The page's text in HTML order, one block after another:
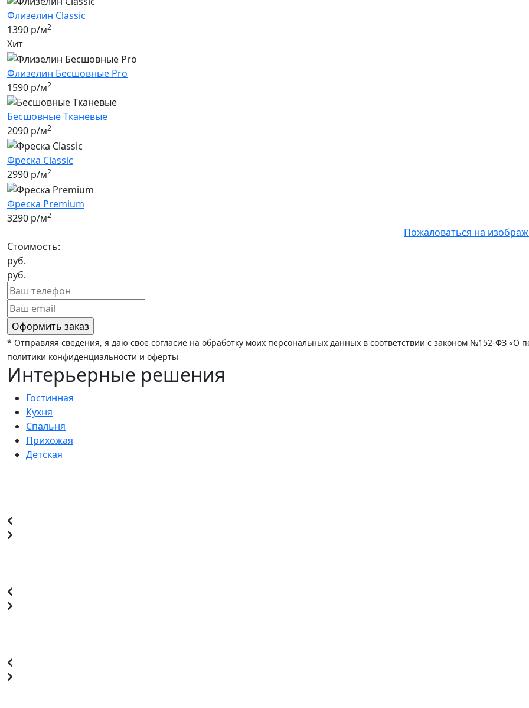
Флизелин Classic
1390 р/м2
Хит
Флизелин Бесшовные Pro
1590 р/м2
Бесшовные Tканевые
2090 р/м2
Фреска Classic
2990 р/м2
Фреска Premium
3290 р/м2
Пожаловаться на
Стоимость:
руб.
руб.
* Отправляя сведения, я даю свое согласие на обработку моих персональных данных в соответствии с законом №152-ФЗ
политики конфиденциальности и оферты
Интерьерные решения
Гостинная
Кухня
Спальня
Прихожая
Детская